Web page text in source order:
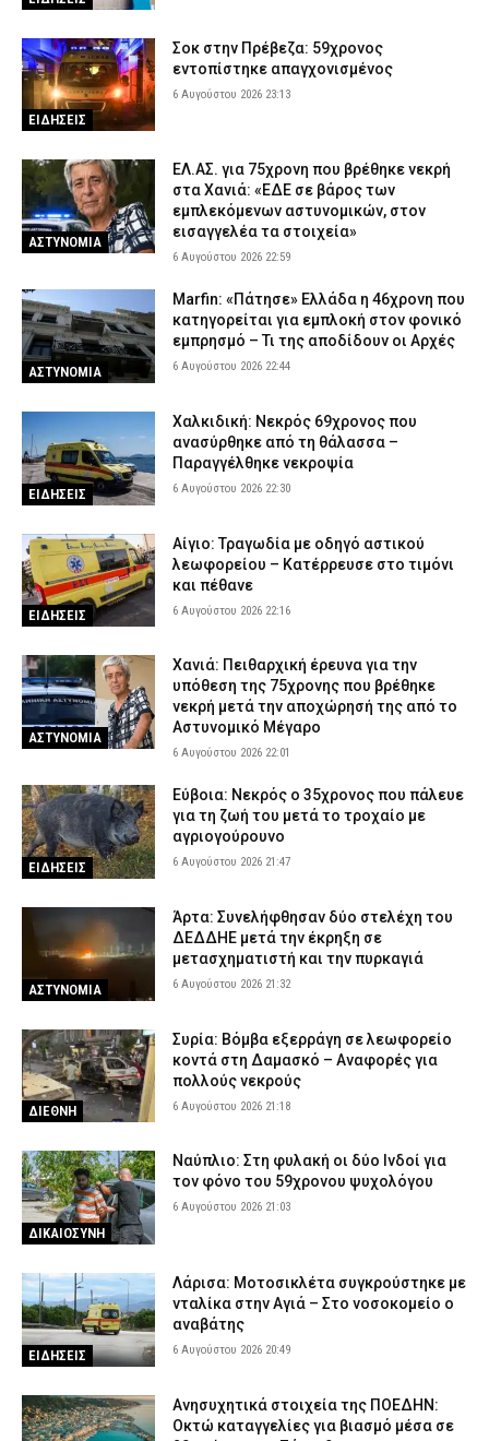
στο κεφάλι στη Γριά Βάθρα
ΕΙΔΗΣΕΙΣ 6 Αυγούστου 2026 17:02
Χαλκιδική: Πυροσβέστες έσβησαν μέσα σε 15 λεπτά φωτιά στο
Πόρτο Καρράς
ΕΙΔΗΣΕΙΣ 6 Αυγούστου 2026 16:50
Meteo: Πότε αρχίζει η περίοδος των δασικών πυρκαγιών στην
Ελλάδα – Οι έξι πιο επικίνδυνες εβδομάδες του έτους
ΕΙΔΗΣΕΙΣ 6 Αυγούστου 2026 16:37
Δυτική Μάνη: Συνελήφθη 27χρονος την ώρα που παραλάμβανε
δέμα με κάνναβη
ΑΣΤΥΝΟΜΙΑ 6 Αυγούστου 2026 16:25
ΕΙΔΗΣΕΙΣ
Σοκ στην Πρέβεζα: 59χρονος
εντοπίστηκε απαγχονισμένος
6 Αυγούστου 2026 23:13
ΑΣΤΥΝΟΜΙΑ
ΕΛ.ΑΣ. για 75χρονη που βρέθηκε νεκρή
στα Χανιά: «ΕΔΕ σε βάρος των
εμπλεκόμενων αστυνομικών, στον
εισαγγελέα τα στοιχεία»
6 Αυγούστου 2026 22:59
ΑΣΤΥΝΟΜΙΑ
Marfin: «Πάτησε» Ελλάδα η 46χρονη που
κατηγορείται για εμπλοκή στον φονικό
εμπρησμό – Τι της αποδίδουν οι Αρχές
6 Αυγούστου 2026 22:44
ΕΙΔΗΣΕΙΣ
Χαλκιδική: Νεκρός 69χρονος που
ανασύρθηκε από τη θάλασσα –
Παραγγέλθηκε νεκροψία
6 Αυγούστου 2026 22:30
ΕΙΔΗΣΕΙΣ
Αίγιο: Τραγωδία με οδηγό αστικού
λεωφορείου – Κατέρρευσε στο τιμόνι
και πέθανε
6 Αυγούστου 2026 22:16
ΑΣΤΥΝΟΜΙΑ
Χανιά: Πειθαρχική έρευνα για την
υπόθεση της 75χρονης που βρέθηκε
νεκρή μετά την αποχώρησή της από το
Αστυνομικό Μέγαρο
6 Αυγούστου 2026 22:01
ΕΙΔΗΣΕΙΣ
Εύβοια: Νεκρός ο 35χρονος που πάλευε
για τη ζωή του μετά το τροχαίο με
αγριογούρουνο
6 Αυγούστου 2026 21:47
ΑΣΤΥΝΟΜΙΑ
Άρτα: Συνελήφθησαν δύο στελέχη του
ΔΕΔΔΗΕ μετά την έκρηξη σε
μετασχηματιστή και την πυρκαγιά
6 Αυγούστου 2026 21:32
ΔΙΕΘΝΗ
Συρία: Βόμβα εξερράγη σε λεωφορείο
κοντά στη Δαμασκό – Αναφορές για
πολλούς νεκρούς
6 Αυγούστου 2026 21:18
ΔΙΚΑΙΟΣΥΝΗ
Ναύπλιο: Στη φυλακή οι δύο Ινδοί για
τον φόνο του 59χρονου ψυχολόγου
6 Αυγούστου 2026 21:03
ΕΙΔΗΣΕΙΣ
Λάρισα: Μοτοσικλέτα συγκρούστηκε με
νταλίκα στην Αγιά – Στο νοσοκομείο ο
αναβάτης
6 Αυγούστου 2026 20:49
Ανησυχητικά στοιχεία της ΠΟΕΔΗΝ:
Οκτώ καταγγελίες για βιασμό μέσα σε